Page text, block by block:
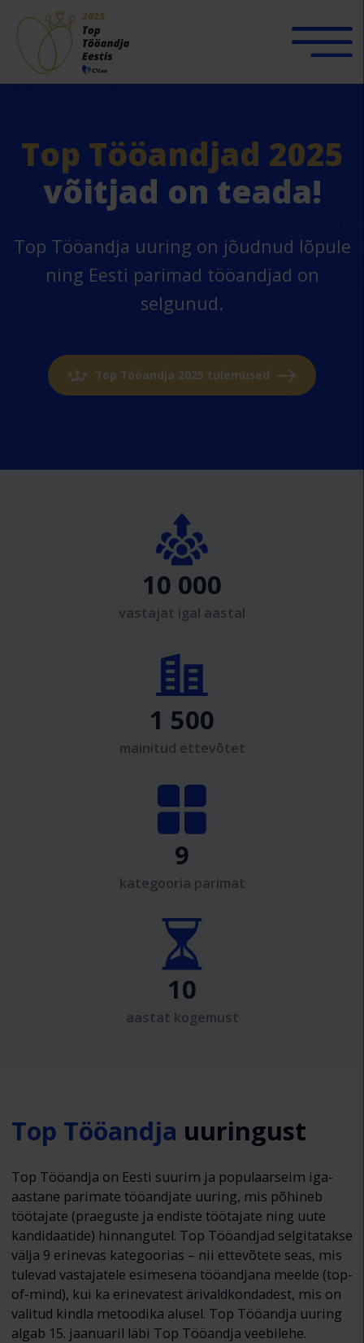
Top Tööandjad 2025
võitjad on teada!
Top Tööandja uuring on jõudnud lõpule
ning Eesti parimad tööandjad on
selgunud.
Top Tööandja 2025 tulemused
10 000
vastajat igal aastal
1 500
mainitud ettevõtet
9
kategooria parimat
10
aastat kogemust
Top Tööandja uuringust
Top Tööandja on Eesti suurim ja populaarseim iga-
aastane parimate tööandjate uuring, mis põhineb
töötajate (praeguste ja endiste töötajate ning uute
kandidaatide) hinnangutel. Top Tööandjad selgitatakse
välja 9 erinevas kategoorias – nii ettevõtete seas, mis
tulevad vastajatele esimesena tööandjana meelde (top-
of-mind), kui ka erinevatest ärivaldkondadest, mis on
valitud kindla metoodika alusel. Top Tööandja uuring
algab 15. jaanuaril läbi Top Tööandja veebilehe.